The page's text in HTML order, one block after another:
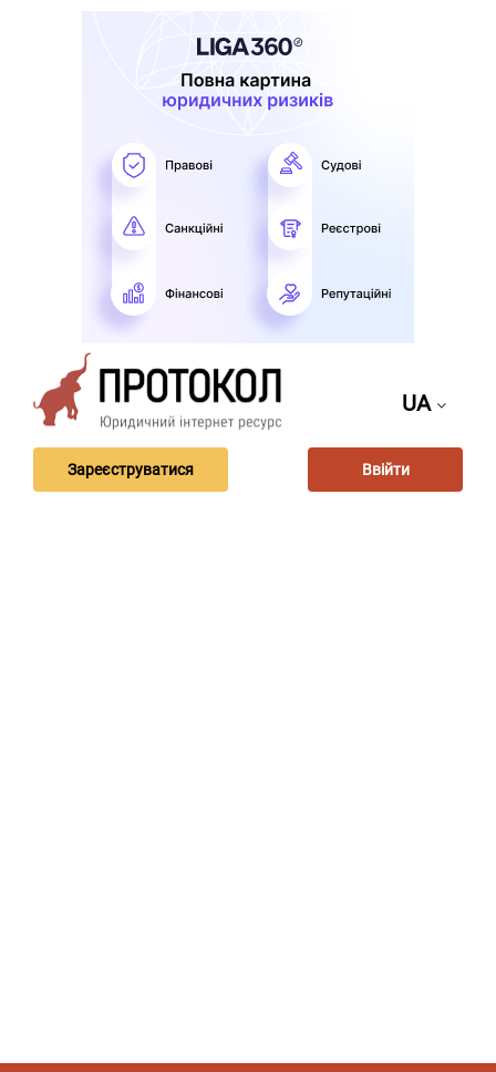
UA
Зареєструватися Ввійти